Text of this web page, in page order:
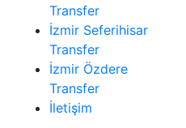
Transfer
İzmir Seferihisar
Transfer
İzmir Özdere
Transfer
İletişim